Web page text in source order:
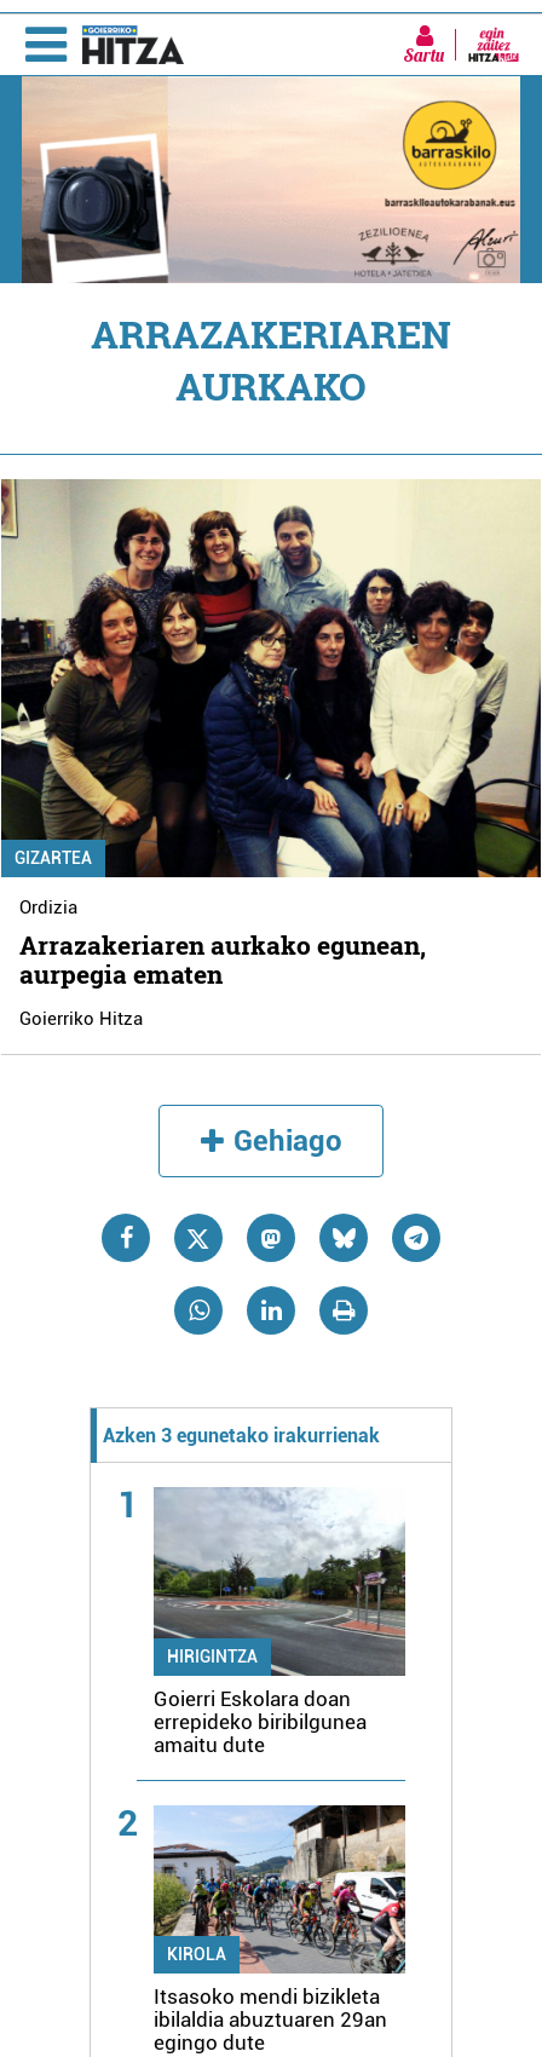
Sartu
ARRAZAKERIAREN
AURKAKO
GIZARTEA
Ordizia
Arrazakeriaren aurkako egunean,
aurpegia ematen
Goierriko Hitza
Gehiago
Azken 3 egunetako irakurrienak
1
HIRIGINTZA
Goierri Eskolara doan
errepideko biribilgunea
amaitu dute
2
KIROLA
Itsasoko mendi bizikleta
ibilaldia abuztuaren 29an
egingo dute